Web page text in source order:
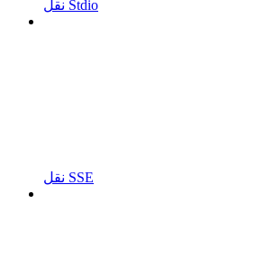
نقل Stdio
نقل SSE